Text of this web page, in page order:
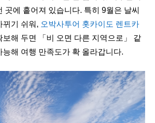
곳에 흩어져 있습니다. 특히 9월은 날씨
뀌기 쉬워, 오박사투어 홋카이도 렌트카
보해 두면 「비 오면 다른 지역으로」 같
능해 여행 만족도가 확 올라갑니다.